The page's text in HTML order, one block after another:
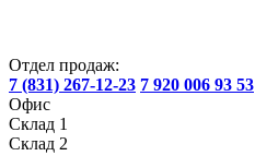
Отдел продаж:
7 (831) 267-12-23 7 920 006 93 53
Офис
Склад 1
Склад 2